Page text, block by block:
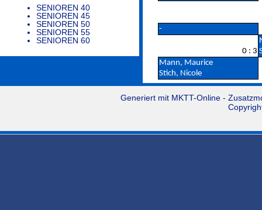
SENIOREN 40
SENIOREN 45
SENIOREN 50
SENIOREN 55
SENIOREN 60
-
0 : 3
Mann, Maurice
Stich, Nicole
Generiert mit MKTT-Online-